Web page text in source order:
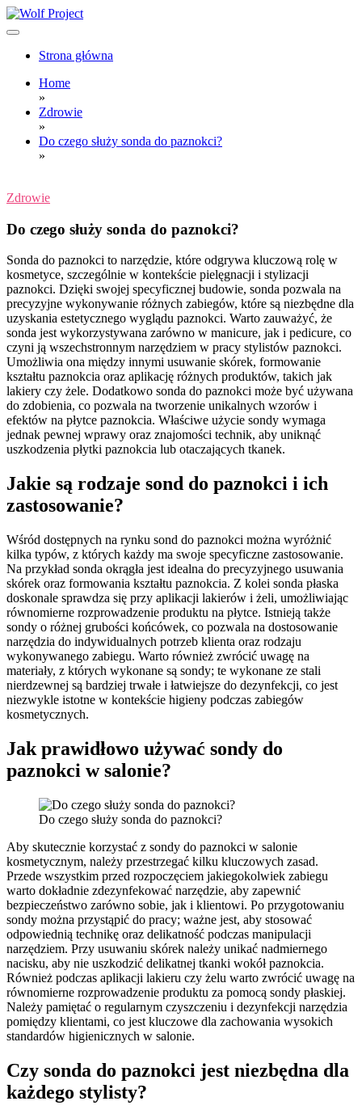
Skip
to
Wolf Project
Strona główna
Home
»
Zdrowie
»
Do czego służy sonda do paznokci?
»
Zdrowie
Do czego służy sonda do paznokci?
Sonda do paznokci to narzędzie, które odgrywa kluczową rolę w
kosmetyce, szczególnie w kontekście pielęgnacji i stylizacji
paznokci. Dzięki swojej specyficznej budowie, sonda pozwala na
precyzyjne wykonywanie różnych zabiegów, które są niezbędne dla
uzyskania estetycznego wyglądu paznokci. Warto zauważyć, że
sonda jest wykorzystywana zarówno w manicure, jak i pedicure, co
czyni ją wszechstronnym narzędziem w pracy stylistów paznokci.
Umożliwia ona między innymi usuwanie skórek, formowanie
kształtu paznokcia oraz aplikację różnych produktów, takich jak
lakiery czy żele. Dodatkowo sonda do paznokci może być używana
do zdobienia, co pozwala na tworzenie unikalnych wzorów i
efektów na płytce paznokcia. Właściwe użycie sondy wymaga
jednak pewnej wprawy oraz znajomości technik, aby uniknąć
uszkodzenia płytki paznokcia lub otaczających tkanek.
Jakie są rodzaje sond do paznokci i ich
zastosowanie?
Wśród dostępnych na rynku sond do paznokci można wyróżnić
kilka typów, z których każdy ma swoje specyficzne zastosowanie.
Na przykład sonda okrągła jest idealna do precyzyjnego usuwania
skórek oraz formowania kształtu paznokcia. Z kolei sonda płaska
doskonale sprawdza się przy aplikacji lakierów i żeli, umożliwiając
równomierne rozprowadzenie produktu na płytce. Istnieją także
sondy o różnej grubości końcówek, co pozwala na dostosowanie
narzędzia do indywidualnych potrzeb klienta oraz rodzaju
wykonywanego zabiegu. Warto również zwrócić uwagę na
materiały, z których wykonane są sondy; te wykonane ze stali
nierdzewnej są bardziej trwałe i łatwiejsze do dezynfekcji, co jest
niezwykle istotne w kontekście higieny podczas zabiegów
kosmetycznych.
Jak prawidłowo używać sondy do
paznokci w salonie?
Do czego służy sonda do paznokci?
Aby skutecznie korzystać z sondy do paznokci w salonie
kosmetycznym, należy przestrzegać kilku kluczowych zasad.
Przede wszystkim przed rozpoczęciem jakiegokolwiek zabiegu
warto dokładnie zdezynfekować narzędzie, aby zapewnić
bezpieczeństwo zarówno sobie, jak i klientowi. Po przygotowaniu
sondy można przystąpić do pracy; ważne jest, aby stosować
odpowiednią technikę oraz delikatność podczas manipulacji
narzędziem. Przy usuwaniu skórek należy unikać nadmiernego
nacisku, aby nie uszkodzić delikatnej tkanki wokół paznokcia.
Również podczas aplikacji lakieru czy żelu warto zwrócić uwagę na
równomierne rozprowadzenie produktu za pomocą sondy płaskiej.
Należy pamiętać o regularnym czyszczeniu i dezynfekcji narzędzia
pomiędzy klientami, co jest kluczowe dla zachowania wysokich
standardów higienicznych w salonie.
Czy sonda do paznokci jest niezbędna dla
każdego stylisty?